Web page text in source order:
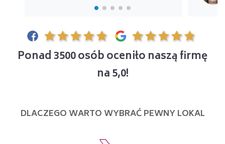
Ponad 3500 osób oceniło naszą firmę
na 5,0!
DLACZEGO WARTO WYBRAĆ PEWNY LOKAL